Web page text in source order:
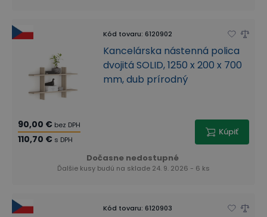
Kód tovaru: 6120902
Kancelárska nástenná polica
dvojitá SOLID, 1250 x 200 x 700
mm, dub prírodný
90,00 € bez DPH
110,70 € s DPH
Kúpiť
Dočasne nedostupné
Ďalšie kusy budú na sklade 24. 9. 2026 - 6 ks
Kód tovaru: 6120903